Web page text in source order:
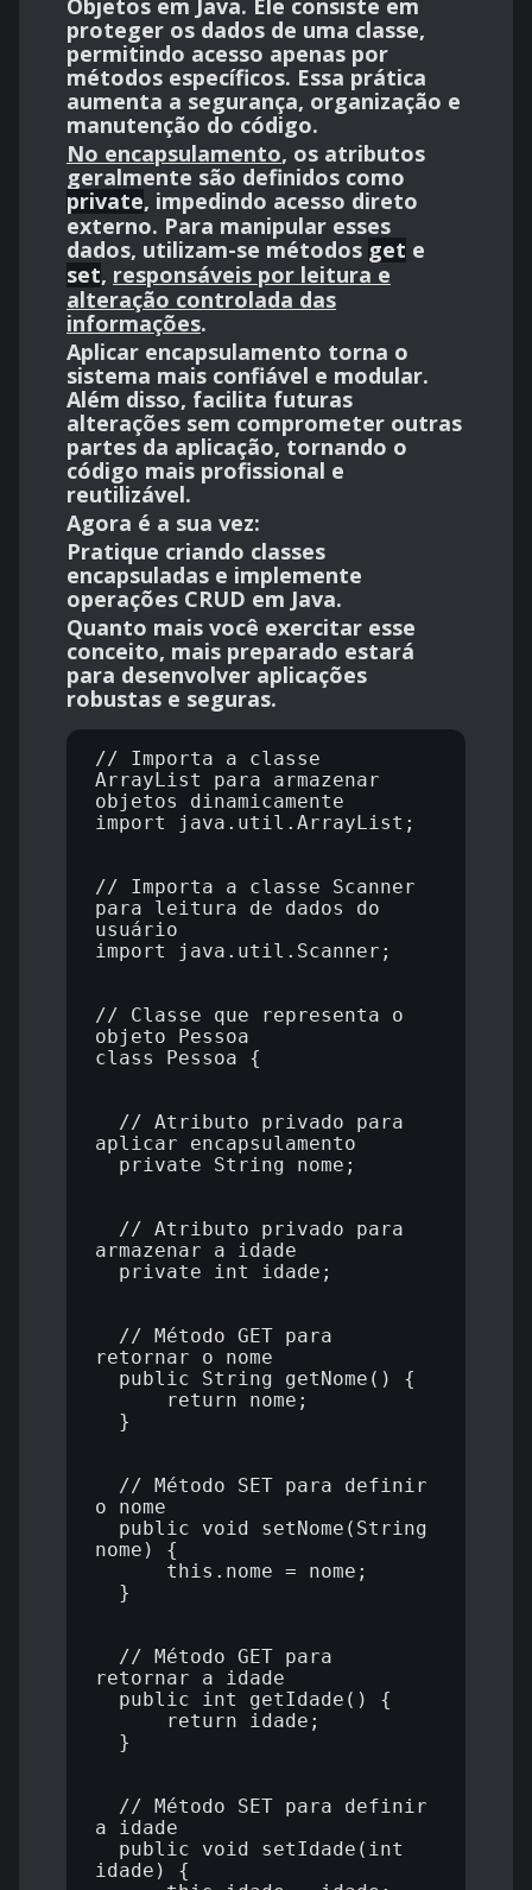
Objetos em Java. Ele consiste em
proteger os dados de uma classe,
permitindo acesso apenas por
métodos específicos. Essa prática
aumenta a segurança, organização e
manutenção do código.
No encapsulamento, os atributos
geralmente são definidos como
private, impedindo acesso direto
externo. Para manipular esses
dados, utilizam-se métodos get e
set, responsáveis por leitura e
alteração controlada das
informações.
Aplicar encapsulamento torna o
sistema mais confiável e modular.
Além disso, facilita futuras
alterações sem comprometer outras
partes da aplicação, tornando o
código mais profissional e
reutilizável.
Agora é a sua vez:
Pratique criando classes
encapsuladas e implemente
operações CRUD em Java.
Quanto mais você exercitar esse
conceito, mais preparado estará
para desenvolver aplicações
robustas e seguras.
// Importa a classe
ArrayList para armazenar
objetos dinamicamente
import java.util.ArrayList;
// Importa a classe Scanner
para leitura de dados do
usuário
import java.util.Scanner;
// Classe que representa o
objeto Pessoa
class Pessoa {
// Atributo privado para
aplicar encapsulamento
private String nome;
// Atributo privado para
armazenar a idade
private int idade;
// Método GET para
retornar o nome
public String getNome() {
return nome;
}
// Método SET para definir
o nome
public void setNome(String
nome) {
this.nome = nome;
}
// Método GET para
retornar a idade
public int getIdade() {
return idade;
}
// Método SET para definir
a idade
public void setIdade(int
idade) {